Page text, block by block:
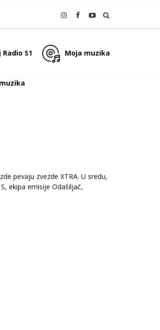
Radio S1 Moja muzika
pevaju zvezde XTRA. U sredu,
ekipa emisije Odašiljač,